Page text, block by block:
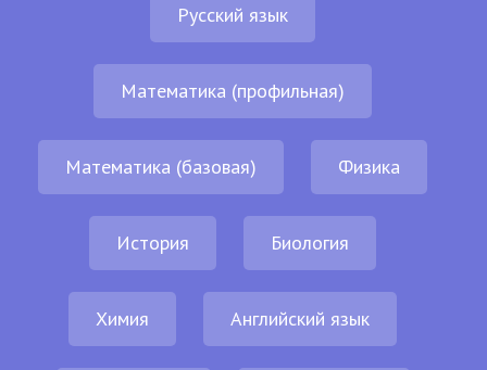
Русский язык
Математика (профильная)
Математика (базовая) Физика
История Биология
Химия Английский язык